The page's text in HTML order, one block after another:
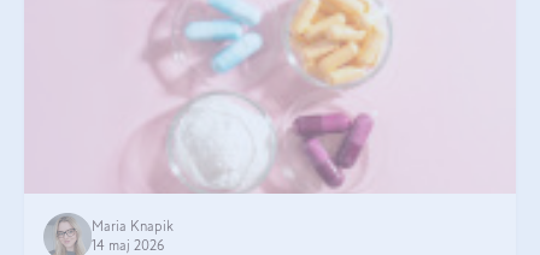
Maria Knapik
14 maj 2026